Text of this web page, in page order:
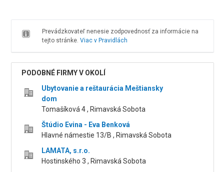
Prevádzkovateľ nenesie zodpovednosť za informácie na
tejto stránke. Viac v Pravidlách
PODOBNÉ FIRMY V OKOLÍ
Ubytovanie a reštaurácia Meštiansky
dom
Tomašíková 4 , Rimavská Sobota
Štúdio Evina - Eva Benková
Hlavné námestie 13/B , Rimavská Sobota
LAMATA, s.r.o.
Hostinského 3 , Rimavská Sobota